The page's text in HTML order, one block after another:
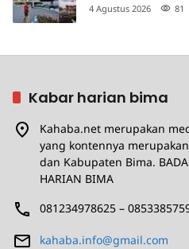
4 Agustus 2026 81
Kabar harian bima
Kahaba.net merupakan
yang kontennya
dan Kabupaten Bima.
HARIAN BIMA
081234978625 –
kahaba.info@gmail.com